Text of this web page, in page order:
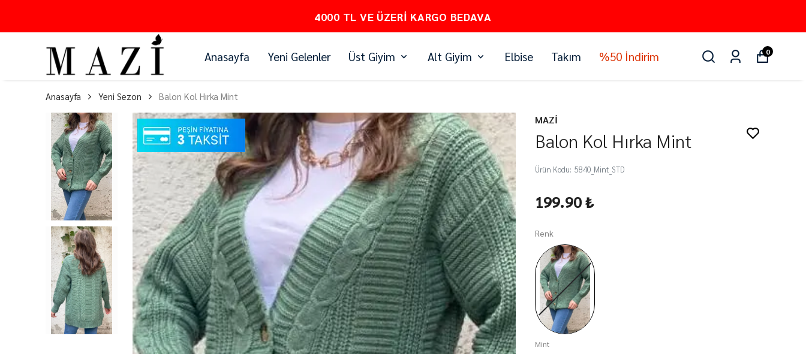
PEŞİN FİYATINA 3 TAKSİT
Anasayfa Yeni Gelenler Üst Giyim Alt Giyim Elbise Takım %50 İndirim 0
Anasayfa Yeni Sezon Balon Kol Hırka Mint
MAZİ
Balon Kol Hırka Mint
Ürün Kodu: 5840_Mint_STD
199.90 ₺
Renk
Mint